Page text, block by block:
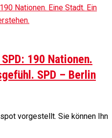
190 Nationen.
SPD – Berlin
vorgestellt. Sie können Ihn